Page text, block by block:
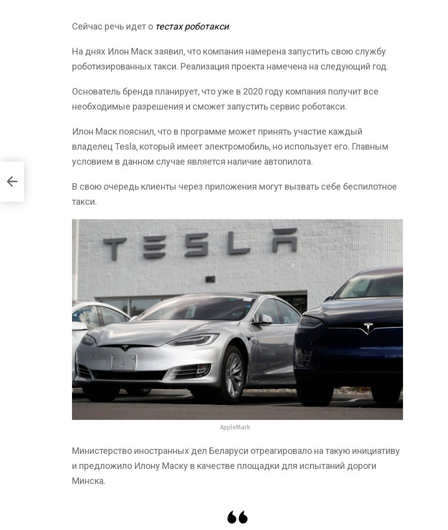
Сейчас речь идет о тестах роботакси.
На днях Илон Маск заявил, что компания намерена запустить свою службу
роботизированных такси. Реализация проекта намечена на следующий год.
Основатель бренда планирует, что уже в 2020 году компания получит все
необходимые разрешения и сможет запустить сервис роботакси.
Илон Маск пояснил, что в программе может принять участие каждый
владелец Tesla, который имеет электромобиль, но использует его. Главным
условием в данном случае является наличие автопилота.
В свою очередь клиенты через приложения могут вызвать себе беспилотное
такси.
AppleMark
Министерство иностранных дел Беларуси отреагировало на такую инициативу
и предложило Илону Маску в качестве площадки для испытаний дороги
Минска.